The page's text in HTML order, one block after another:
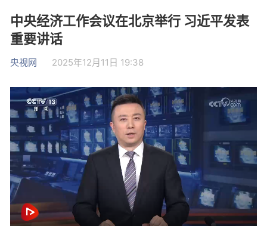
中央经济工作会议在北京举行 习近平发表
重要讲话
央视网 2025年12月11日 19:38